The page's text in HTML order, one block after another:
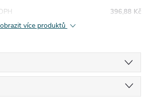
396,88 Kč
více produktů